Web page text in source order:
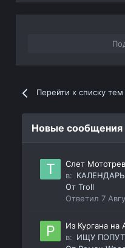
Перейти к списку тем
Новые сообщения
Слет
в:
ОтTroll
Ответил7
Из Кургана на
в: ИЩУ